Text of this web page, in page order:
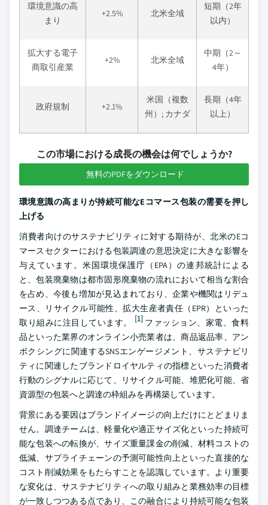
環境意識の高
まり
+2.5% 北米全域
短期（2年
以内）
拡大する電子
商取引産業
+2% 北米全域
中期（2～
4年）
政府規制 +2.1%
米国（複数
州）; カナダ
長期（4年
以上）
この市場における成長の機会は何でしょうか?
無料のPDFをダウンロード
環境意識の高まりが持続可能なEコマース包装の需要を押し
上げる
消費者向けのサステナビリティに対する期待が、北米のEコ
マースセクターにおける包装調達の意思決定に大きな影響を
与えています。米国環境保護庁（EPA）の連邦統計による
と、包装廃棄物は都市固形廃棄物の流れにおいて相当な割合
を占め、今後も増加が見込まれており、企業や機関はリデュ
ース、リサイクル可能性、拡大生産者責任（EPR）といった
取り組みに注目しています。
[1]ファッション、家電、食料
品といった業界のオンライン小売業者は、商品返品率、アン
ボクシングに関連するSNSエンゲージメント、サステナビリ
ティに関連したブランドロイヤルティの指標といった消費者
行動のシグナルに応じて、リサイクル可能、堆肥化可能、省
資源型の包装へと調達の枠組みを再構築しています。
背景にある要因はブランドイメージの向上だけにとどまりま
せん。調達チームは、軽量化や適正サイズ化といった持続可
能な包装への転換が、サイズ重量課金の削減、材料コストの
低減、サプライチェーンの予測可能性向上といった直接的な
コスト削減効果をもたらすことを認識しています。より重要
な変化は、サステナビリティへの取り組みと業務効率の目標
が一致しつつある点であり、この融合により持続可能な包装